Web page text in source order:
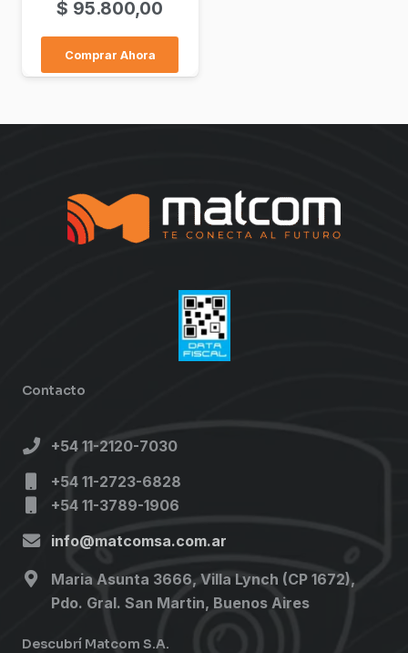
$ 95.800,00
Comprar Ahora
Contacto
+54 11-2120-7030
+54 11-2723-6828
+54 11-3789-1906
info@matcomsa.com.ar
Maria Asunta 3666, Villa Lynch (CP 1672),
Pdo. Gral. San Martin, Buenos Aires
Descubrí Matcom S.A.